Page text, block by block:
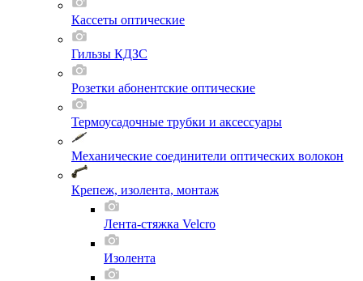
Кассеты оптические
Гильзы КДЗС
Розетки абонентские оптические
Термоусадочные трубки и аксессуары
Механические соединители оптических волокон
Крепеж, изолента, монтаж
Лента-стяжка Velcro
Изолента